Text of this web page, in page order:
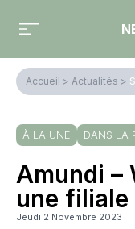
Accueil > Actualités >
À LA UNE DANS LA
Amundi –
une filiale
Jeudi 2 Novembre 2023